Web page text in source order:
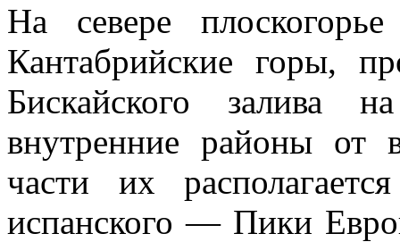
На севере
Кантабрийские горы,
Бискайского
внутренние районы от
части их
испанского — Пики